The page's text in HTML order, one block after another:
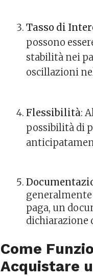
Tasso di
possono
stabilità nei
oscillazioni
Flessibilità:
possibilità di
generalmente
paga, un
dichiarazione
Come
Acquistare